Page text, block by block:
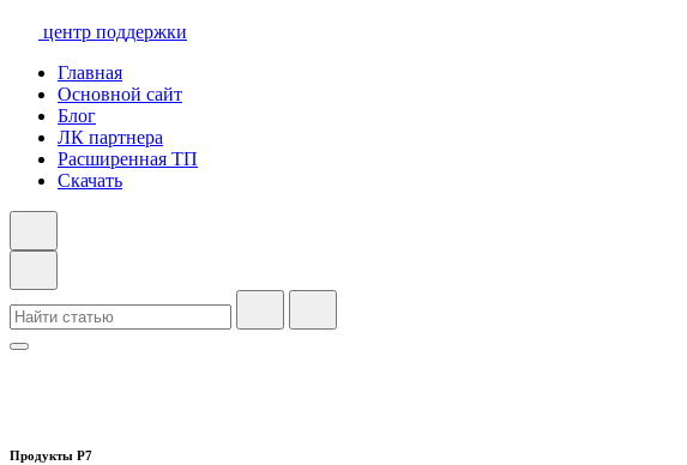
центр поддержки
Главная
Основной сайт
Блог
ЛК партнера
Расширенная ТП
Скачать
Продукты Р7